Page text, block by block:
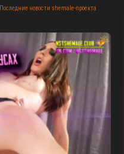
Последние новости shemale-проекта